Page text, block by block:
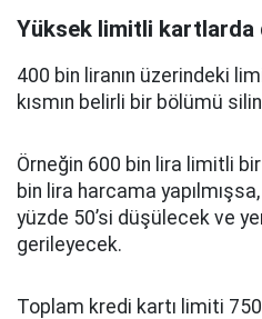
Yüksek limitli kartlarda
400 bin liranın üzerindeki
kısmın belirli bir bölümü
Örneğin 600 bin lira limitli
bin lira harcama
yüzde 50’si düşülecek ve
gerileyecek.
Toplam kredi kartı limiti